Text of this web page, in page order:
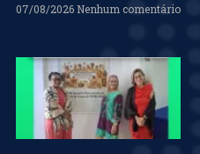
07/08/2026 Nenhum comentário